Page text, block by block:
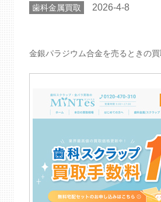
歯科金属買取 2026-4-8
金銀パラジウム合金を売るときの